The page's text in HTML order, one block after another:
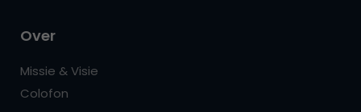
Over
Missie & Visie
Colofon